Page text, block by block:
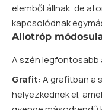
elemből állnak, de
kapcsolódnak
Allotróp
A szén
Grafit: A grafitban a
helyezkednek el,